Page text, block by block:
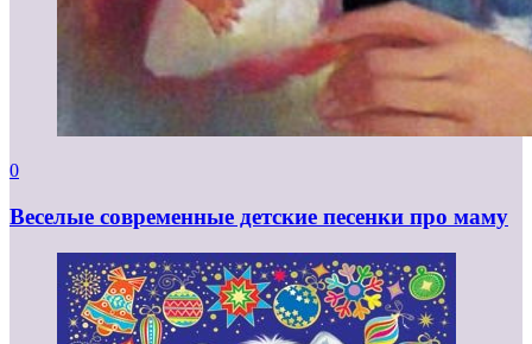
0
Веселые современные детские песенки про маму